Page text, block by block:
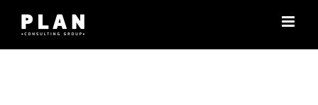
περιεχόμενο